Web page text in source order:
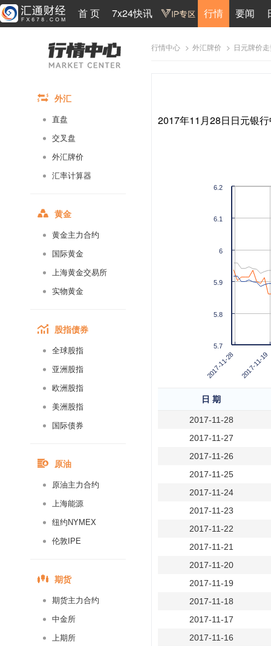
首 页 7x24快讯 行情 要闻
外汇
直盘
交叉盘
外汇牌价
汇率计算器
黄金
黄金主力合约
国际黄金
上海黄金交易所
实物黄金
股指债券
全球股指
亚洲股指
欧洲股指
美洲股指
国际债券
原油
原油主力合约
上海能源
纽约NYMEX
伦敦IPE
期货
期货主力合约
中金所
上期所
行情中心 > 外汇牌价 > 日元牌价
2017年11月28日日元银
2017-11-28 2017-11-19
5.7
5.8
5.9
6
6.1
6.2
日 期
2017-11-28
2017-11-27
2017-11-26
2017-11-25
2017-11-24
2017-11-23
2017-11-22
2017-11-21
2017-11-20
2017-11-19
2017-11-18
2017-11-17
2017-11-16